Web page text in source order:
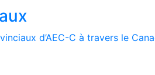
d’AEC-C à travers le